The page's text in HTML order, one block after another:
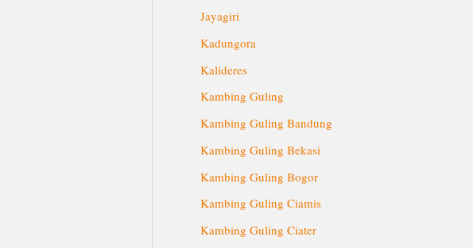
Jayagiri
Kadungora
Kalideres
Kambing Guling
Kambing Guling Bandung
Kambing Guling Bekasi
Kambing Guling Bogor
Kambing Guling Ciamis
Kambing Guling Ciater